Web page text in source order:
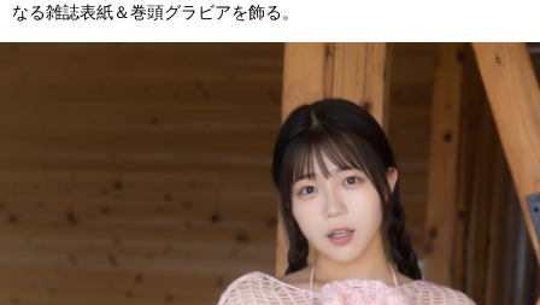
なる雑誌表紙＆巻頭グラビアを飾る。